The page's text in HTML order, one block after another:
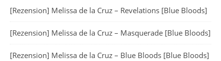
[Rezension] Melissa de la Cruz – Revelations [Blue Bloods]
[Rezension] Melissa de la Cruz – Masquerade [Blue Bloods]
[Rezension] Melissa de la Cruz – Blue Bloods [Blue Bloods]